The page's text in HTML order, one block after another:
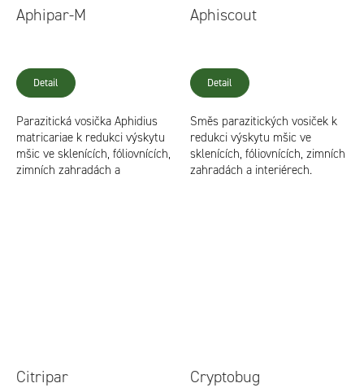
Aphipar-M
Detail
Parazitická vosička Aphidius
matricariae k redukci výskytu
mšic ve sklenících, fóliovnících,
zimních zahradách a
Aphiscout
Detail
Směs parazitických vosiček k
redukci výskytu mšic ve
sklenících, fóliovnících, zimních
zahradách a interiérech.
Citripar Cryptobug